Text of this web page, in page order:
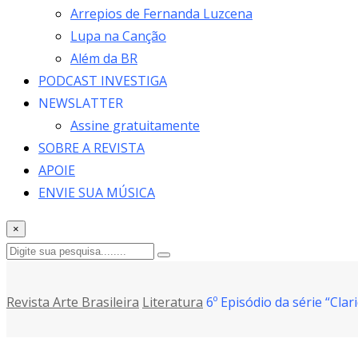
Arrepios de Fernanda Luzcena
Lupa na Canção
Além da BR
PODCAST INVESTIGA
NEWSLATTER
Assine gratuitamente
SOBRE A REVISTA
APOIE
ENVIE SUA MÚSICA
×
Revista Arte Brasileira Literatura 6º Episódio da série